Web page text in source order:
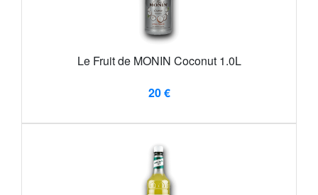
Le Fruit de MONIN Coconut 1.0L
20 €